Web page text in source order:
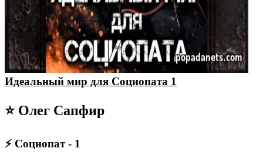
Идеальный мир для Социопата 1
⭐ Олег Сапфир
⚡ Социопат - 1